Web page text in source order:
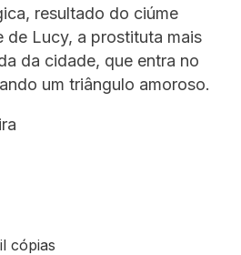
resultado do ciúme
de Lucy, a prostituta mais
da cidade, que entra no
um triângulo amoroso.
cópias